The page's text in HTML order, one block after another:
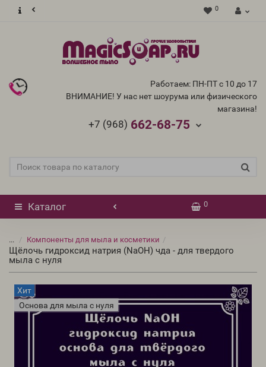
0
Работаем: ПН-ПТ с 10 до 17
ВНИМАНИЕ! У нас нет шоурума или физического
магазина!
+7 (968) 662-68-75
Каталог 0
... Компоненты для мыла и косметики
Щёлочь гидроксид натрия (NaOH) чда - для твердого
мыла с нуля
Хит
Основа для мыла с нуля